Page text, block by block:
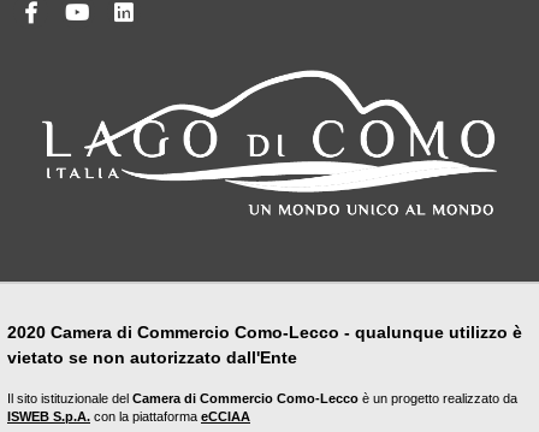
Facebook
Youtube
2020 Camera di Commercio Como-Lecco - qualunque utilizzo è
vietato se non autorizzato dall'Ente
Il sito istituzionale del Camera di Commercio Como-Lecco è un progetto realizzato da
ISWEB S.p.A. con la piattaforma eCCIAA